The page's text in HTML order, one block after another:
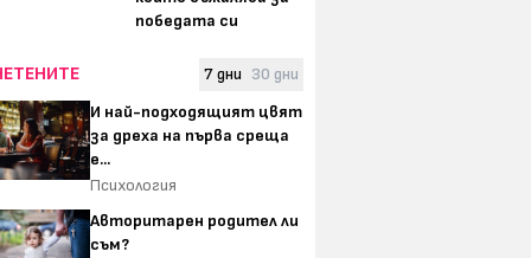
победата си
7 дни 30 дни
И най-подходящият цвят
за дреха на първа среща
е...
Психология
Авторитарен родител ли
съм?